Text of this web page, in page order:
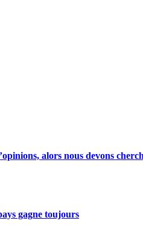
alors nous devons
gagne toujours